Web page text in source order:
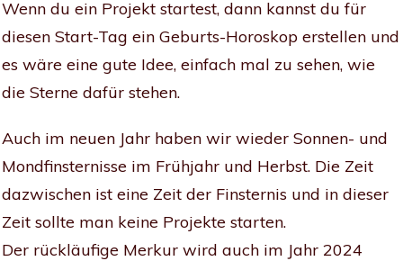
Wenn du ein Projekt startest, dann kannst du für
diesen Start-Tag ein Geburts-Horoskop erstellen und
es wäre eine gute Idee, einfach mal zu sehen, wie
die Sterne dafür stehen.
Auch im neuen Jahr haben wir wieder Sonnen- und
Mondfinsternisse im Frühjahr und Herbst. Die Zeit
dazwischen ist eine Zeit der Finsternis und in dieser
Zeit sollte man keine Projekte starten.
Der rückläufige Merkur wird auch im Jahr 2024